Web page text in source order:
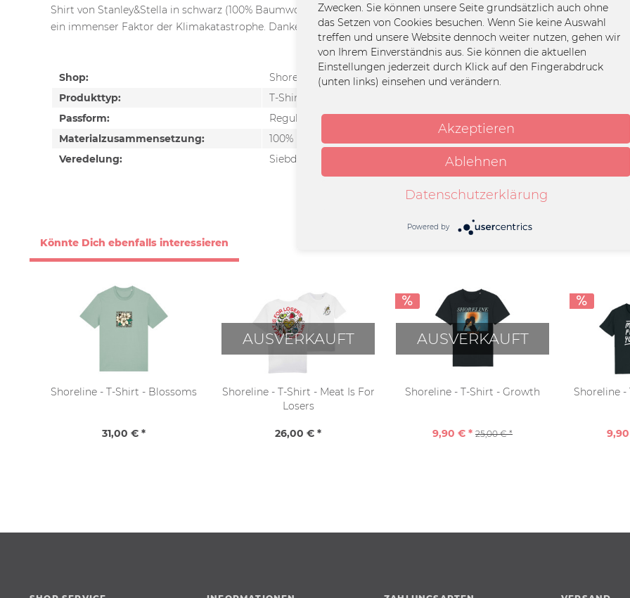
Shirt von Stanley&Stella in schwarz (100% Baumwolle). Für eine nachhaltige, empathische Lebensweise: Der
ein immenser Faktor der Klimakatastrophe. Danke für dein Bewusstsein für das Thema!
Shop:
Shoreline
Produkttyp:
T-Shirt
Passform:
Regular Fit
Materialzusammensetzung:
100% Baumwolle in Bio-Qualität
Veredelung:
Siebdruck
Könnte Dich ebenfalls interessieren
Shoreline - T-Shirt - Blossoms
31,00 € *
AUSVERKAUFT
Shoreline - T-Shirt - Meat Is For
Losers
26,00 € *
AUSVERKAUFT
Shoreline - T-Shirt - Growth
9,90 € * 25,00 € *
Shoreline -
Zwecken. Sie können unsere Seite grundsätzlich auch ohne
das Setzen von Cookies besuchen. Wenn Sie keine Auswahl
treffen und unsere Website dennoch weiter nutzen, gehen wir
von Ihrem Einverständnis aus. Sie können die aktuellen
Einstellungen jederzeit durch Klick auf den Fingerabdruck
(unten links) einsehen und verändern.
Akzeptieren
Ablehnen
Datenschutzerklärung
Powered by